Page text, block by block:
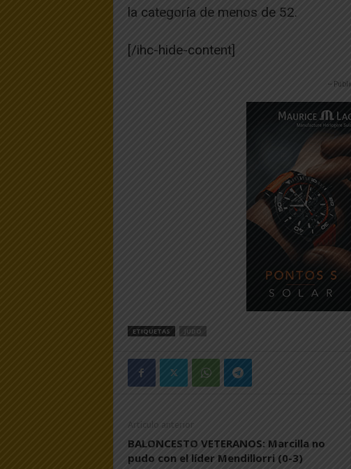
la categoría de menos de 52.
[/ihc-hide-content]
--
ETIQUETAS JUDO
Artículo anterior
BALONCESTO VETERANOS: Marcilla no
pudo con el líder Mendillorri (0-3)